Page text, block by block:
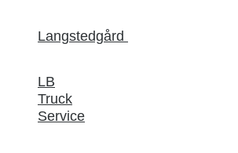
Langstedgård
LB
Truck
Service